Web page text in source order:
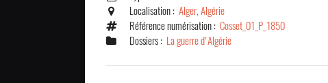
Localisation : Alger, Algérie
Référence numérisation : Cosset_01_P_1850
Dossiers : La guerre d'Algérie